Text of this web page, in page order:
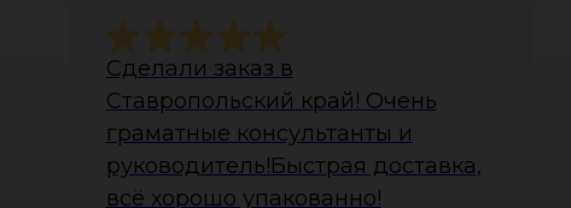
Сделали заказ в
Ставропольский край! Очень
граматные консультанты и
руководитель!Быстрая доставка,
всё хорошо упакованно!